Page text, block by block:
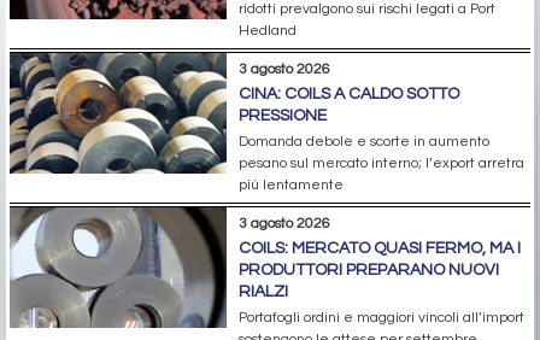
ridotti prevalgono sui rischi legati a Port
Hedland
3 agosto 2026
CINA: COILS A CALDO SOTTO
PRESSIONE
Domanda debole e scorte in aumento
pesano sul mercato interno; l’export arretra
più lentamente
3 agosto 2026
COILS: MERCATO QUASI FERMO, MA I
PRODUTTORI PREPARANO NUOVI
RIALZI
Portafogli ordini e maggiori vincoli all’import